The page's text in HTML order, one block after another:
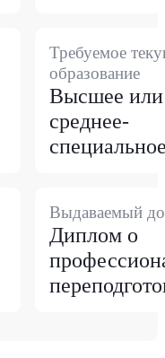
Требуемое
образование
Высшее или
среднее-
Выдаваемый
Диплом о